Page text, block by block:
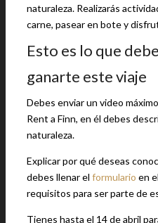
naturaleza. Realizarás
carne, pasear en bote y
Esto es lo que
ganarte este viaje
Debes enviar un video
Rent a Finn, en él debes
naturaleza.
Explicar por qué deseas
debes llenar el formulario en
requisitos para ser parte de
Tienes hasta el 14 de abril